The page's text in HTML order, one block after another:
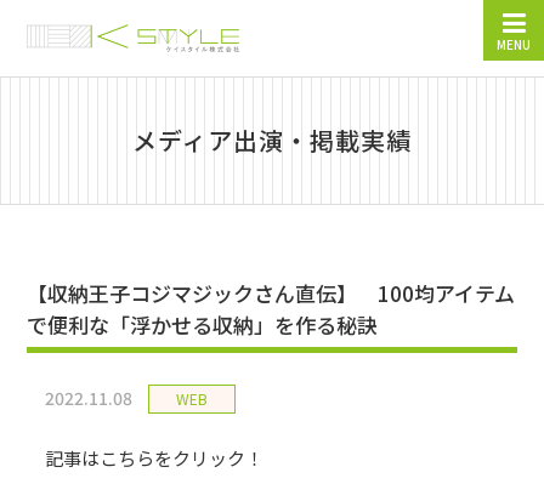
MENU
メディア出演・掲載実績
【収納王子コジマジックさん直伝】 100均アイテム
で便利な「浮かせる収納」を作る秘訣
2022.11.08 WEB
記事はこちらをクリック！